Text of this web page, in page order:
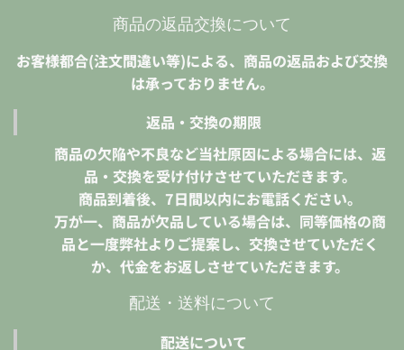
商品の返品交換について
お客様都合(注文間違い等)による、商品の返品および交換
は承っておりません。
返品・交換の期限
商品の欠陥や不良など当社原因による場合には、返
品・交換を受け付けさせていただきます。
商品到着後、7日間以内にお電話ください。
万が一、商品が欠品している場合は、同等価格の商
品と一度弊社よりご提案し、交換させていただく
か、代金をお返しさせていただきます。
配送・送料について
配送について